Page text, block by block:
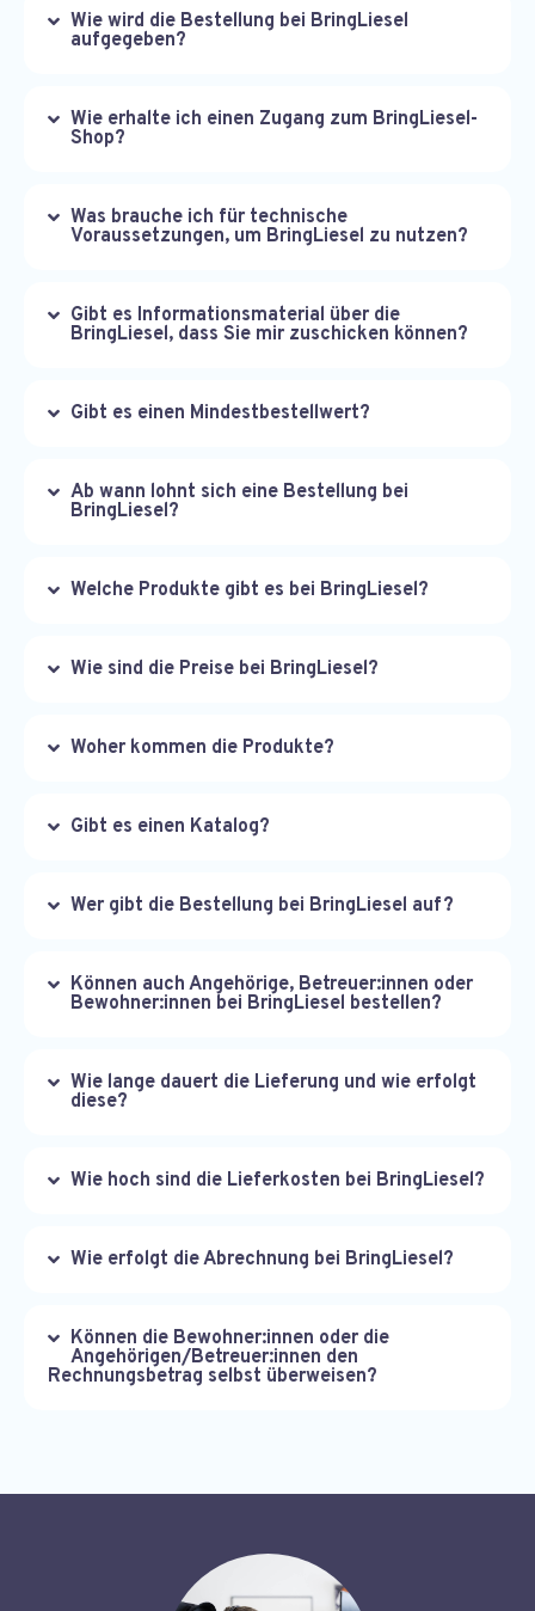
Wie wird die Bestellung bei BringLiesel
aufgegeben?
Wie erhalte ich einen Zugang zum BringLiesel-
Shop?
Was brauche ich für technische
Voraussetzungen, um BringLiesel zu nutzen?
Gibt es Informationsmaterial über die
BringLiesel, dass Sie mir zuschicken können?
Gibt es einen Mindestbestellwert?
Ab wann lohnt sich eine Bestellung bei
BringLiesel?
Welche Produkte gibt es bei BringLiesel?
Wie sind die Preise bei BringLiesel?
Woher kommen die Produkte?
Gibt es einen Katalog?
Wer gibt die Bestellung bei BringLiesel auf?
Können auch Angehörige, Betreuer:innen oder
Bewohner:innen bei BringLiesel bestellen?
Wie lange dauert die Lieferung und wie erfolgt
diese?
Wie hoch sind die Lieferkosten bei BringLiesel?
Wie erfolgt die Abrechnung bei BringLiesel?
Können die Bewohner:innen oder die
Angehörigen/Betreuer:innen den
Rechnungsbetrag selbst überweisen?